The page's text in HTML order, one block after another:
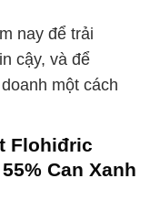
nay để trải
cậy, và để
một cách
Flohiđric
Can Xanh